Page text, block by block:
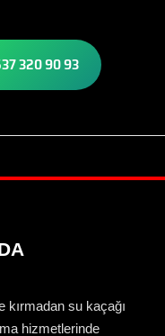
320 90 93
kırmadan su kaçağı
hizmetlerinde